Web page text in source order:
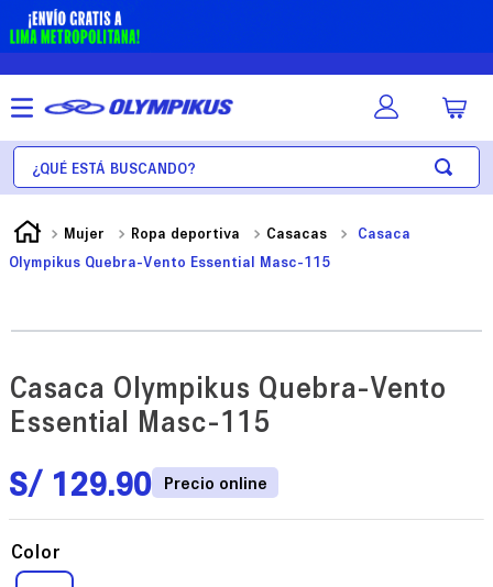
¿Qué está buscando?
Mujer Ropa deportiva Casacas
Casaca
Olympikus Quebra-Vento Essential Masc-115
Casaca Olympikus Quebra-Vento
Essential Masc-115
S/ 129.90
Color